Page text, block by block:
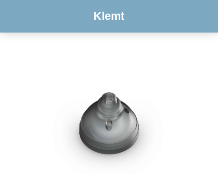
Klemt